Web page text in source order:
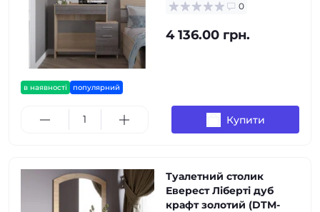
в наявності популярний
0
4 136.00 грн.
Купити
Туалетний столик
Еверест Ліберті дуб
крафт золотий (DTM-